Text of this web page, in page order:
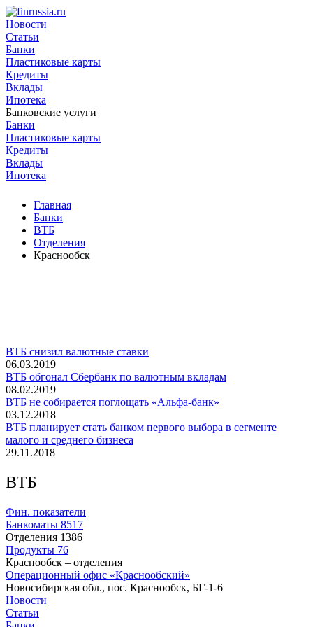
Новости
Статьи
Банки
Пластиковые карты
Кредиты
Вклады
Ипотека
Банковские услуги
Банки
Пластиковые карты
Кредиты
Вклады
Ипотека
Главная
Банки
ВТБ
Отделения
Краснообск
ВТБ снизил валютные ставки
06.03.2019
ВТБ обгонал Сбербанк по валютным вкладам
08.02.2019
ВТБ не собирается поглощать «Альфа-банк»
03.12.2018
ВТБ планирует стать банком первого выбора в сегменте
малого и среднего бизнеса
29.11.2018
ВТБ
Фин. показатели
Банкоматы 8517
Отделения 1386
Продукты 76
Краснообск – отделения
Операционный офис «Краснообский»
Новосибирская обл., пос. Краснообск, БГ-1-6
Новости
Статьи